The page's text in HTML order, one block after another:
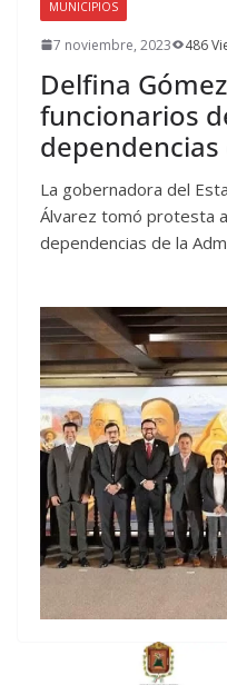
MUNICIPIOS
7 noviembre, 2023 486
Delfina
funcionarios
dependencias
La gobernadora del
Álvarez tomó protesta
dependencias de la